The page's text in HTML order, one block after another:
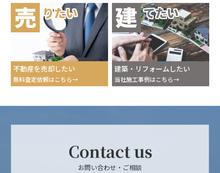
売 りたい
不動産を売却したい
無料査定依頼はこちら
建 てたい
建築・リフォームしたい
当社施工事例はこちら
Contact us
お問い合わせ・ご相談